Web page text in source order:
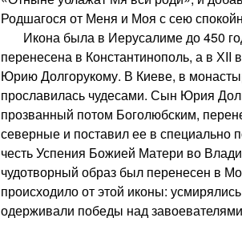
Родшагося от Меня и Моя с сею
Икона была в Иерусалиме до 450
перенесена в Константинополь, а в ХII
Юрию Долгорукому. В Киеве, в
прославилась чудесами. Сын Юрия
прозванный потом Боголюбским,
северные и поставил ее в специально
честь Успения Божией Матери во
чудотворный образ был перенесен в
происходило от этой иконы:
одерживали победы над